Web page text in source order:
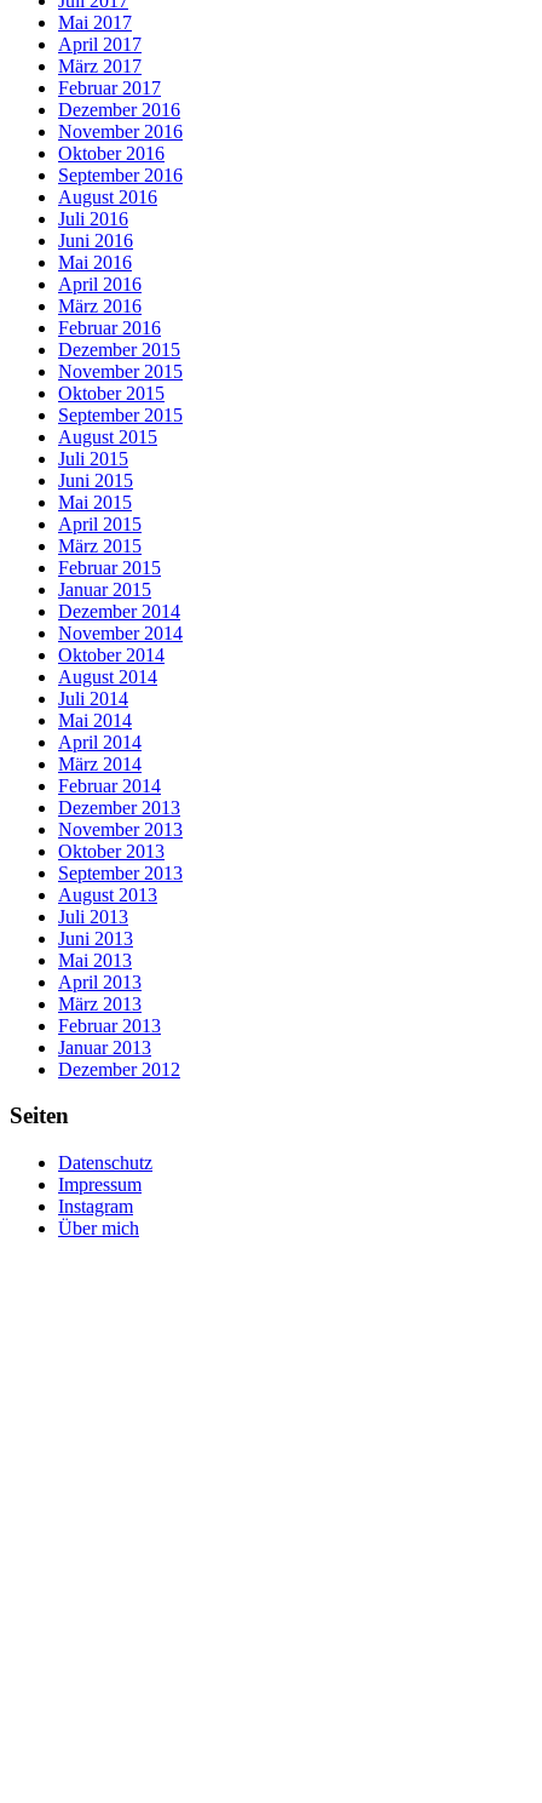
Mai 2017
April 2017
März 2017
Februar 2017
Dezember 2016
November 2016
Oktober 2016
September 2016
August 2016
Juli 2016
Juni 2016
Mai 2016
April 2016
März 2016
Februar 2016
Dezember 2015
November 2015
Oktober 2015
September 2015
August 2015
Juli 2015
Juni 2015
Mai 2015
April 2015
März 2015
Februar 2015
Januar 2015
Dezember 2014
November 2014
Oktober 2014
August 2014
Juli 2014
Mai 2014
April 2014
März 2014
Februar 2014
Dezember 2013
November 2013
Oktober 2013
September 2013
August 2013
Juli 2013
Juni 2013
Mai 2013
April 2013
März 2013
Februar 2013
Januar 2013
Dezember 2012
Seiten
Datenschutz
Impressum
Instagram
Über mich